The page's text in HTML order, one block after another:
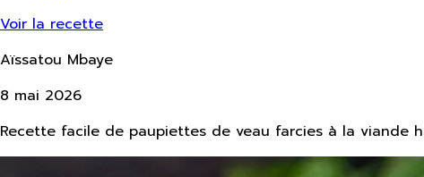
Voir la recette
Aïssatou Mbaye
8 mai 2026
Recette facile de paupiettes de veau farcies à la viande